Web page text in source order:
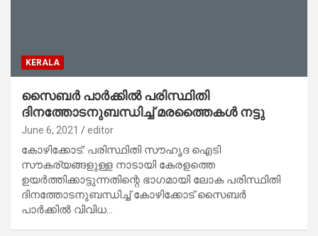
KERALA
സൈബര്‍ പാര്‍ക്കില്‍ പരിസ്ഥിതി
ദിനത്തോടനുബന്ധിച്ച് മരത്തൈകള്‍ നട്ടു
June 6, 2021 editor
കോഴിക്കോട്: പരിസ്ഥിതി സൗഹൃദ ഐടി
സൗകര്യങ്ങളുള്ള നാടായി കേരളത്തെ
ഉയര്‍ത്തിക്കാട്ടുന്നതിന്റെ ഭാഗമായി ലോക പരിസ്ഥിതി
ദിനത്തോടനുബന്ധിച്ച് കോഴിക്കോട് സൈബര്‍
പാര്‍ക്കില്‍ വിവിധ…